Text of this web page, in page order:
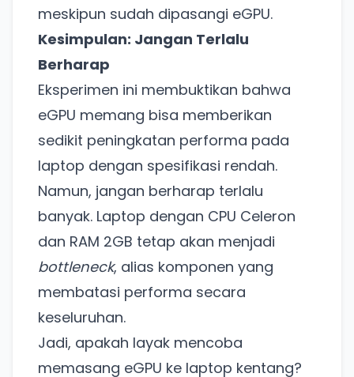
meskipun sudah dipasangi eGPU.
Kesimpulan: Jangan Terlalu
Berharap
Eksperimen ini membuktikan bahwa
eGPU memang bisa memberikan
sedikit peningkatan performa pada
laptop dengan spesifikasi rendah.
Namun, jangan berharap terlalu
banyak. Laptop dengan CPU Celeron
dan RAM 2GB tetap akan menjadi
bottleneck, alias komponen yang
membatasi performa secara
keseluruhan.
Jadi, apakah layak mencoba
memasang eGPU ke laptop kentang?